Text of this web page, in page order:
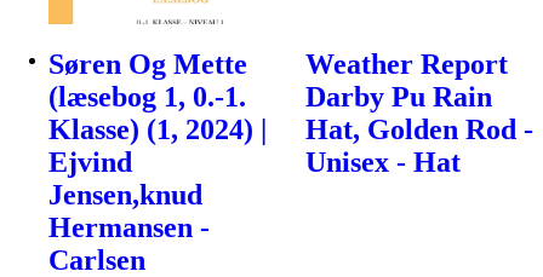
Søren Og Mette
(læsebog 1, 0.-1.
Klasse) (1, 2024) |
Ejvind
Jensen,knud
Hermansen -
Carlsen
Weather Report
Darby Pu Rain
Hat, Golden Rod -
Unisex - Hat